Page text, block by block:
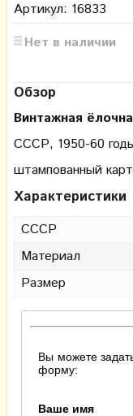
Артикул: 16833
Нет в наличии
Обзор
Винтажная
СССР, 1950-60
штампованный
Характеристики
СССР
Материал
Размер
Вы можете
форму:
Ваше имя